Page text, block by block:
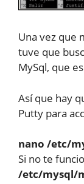
Una vez que
tuve que
MySql, que es
Así que hay
Putty para
nano /etc/
Si no te
/etc/mysql/